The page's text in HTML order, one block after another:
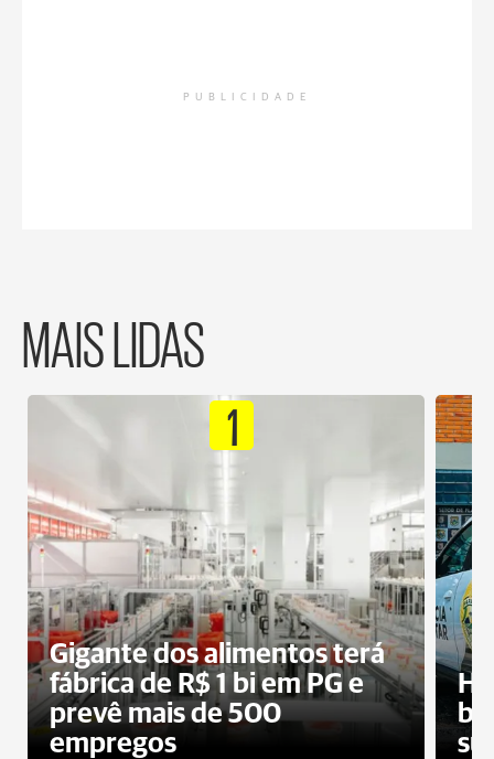
PUBLICIDADE
MAIS LIDAS
1
Gigante dos alimentos terá
fábrica de R$ 1 bi em PG e
prevê mais de 500
empregos